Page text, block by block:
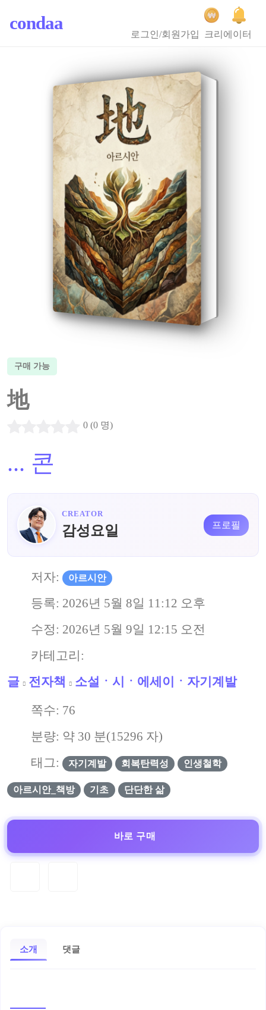
condaa
로그인/회원가입 크리에이터
구매 가능
地
0 (0 명)
... 콘
CREATOR
감성요일 프로필
저자: 아르시안
등록: 2026년 5월 8일 11:12 오후
수정: 2026년 5월 9일 12:15 오전
카테고리:
글
전자책 소설ㆍ시ㆍ에세이ㆍ자기계발
쪽수: 76
분량: 약 30 분(15296 자)
태그:
자기계발 회복탄력성 인생철학
아르시안_책방 기초 단단한 삶
바로 구매
소개 댓글